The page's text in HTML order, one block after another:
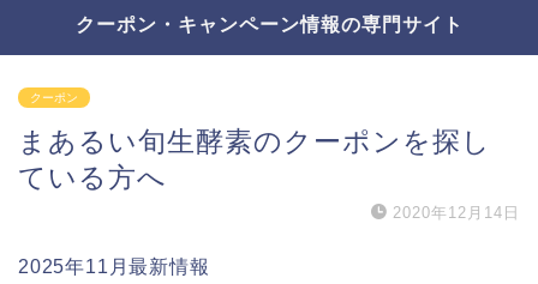
クーポン・キャンペーン情報の専門サイト
クーポン
まあるい旬生酵素のクーポンを探し
ている方へ
2020年12月14日
2025年11月最新情報